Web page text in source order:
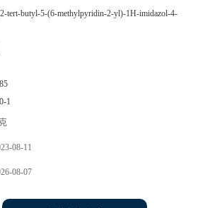
tert-butyl-5-(6-methylpyridin-2-yl)-1H-imidazol-4-
1
08-11
08-07